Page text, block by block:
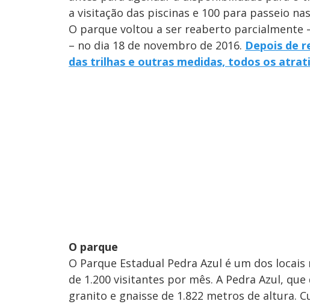
a visitação das piscinas e 100 para passeio
O parque voltou a ser reaberto parcialmente
– no dia 18 de novembro de 2016. Depois de
das trilhas e outras medidas, todos os
O parque
O Parque Estadual Pedra Azul é um dos
de 1.200 visitantes por mês. A Pedra Azul,
granito e gnaisse de 1.822 metros de altura.